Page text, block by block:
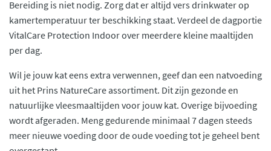
Bereiding is niet nodig. Zorg dat er altijd vers drinkwater op
kamertemperatuur ter beschikking staat. Verdeel de dagportie
VitalCare Protection Indoor over meerdere kleine maaltijden
per dag.
Wil je jouw kat eens extra verwennen, geef dan een natvoeding
uit het Prins NatureCare assortiment. Dit zijn gezonde en
natuurlijke vleesmaaltijden voor jouw kat. Overige bijvoeding
wordt afgeraden. Meng gedurende minimaal 7 dagen steeds
meer nieuwe voeding door de oude voeding tot je geheel bent